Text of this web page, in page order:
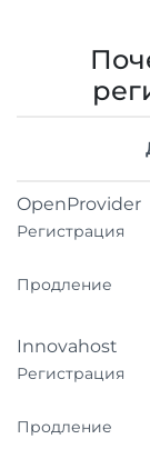
OpenProvider
Регистрация
Продление
Innovahost
Регистрация
Продление